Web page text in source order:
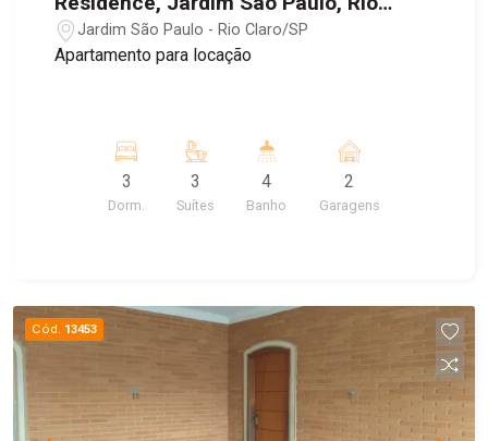
Claro/SP
Jardim São Paulo - Rio Claro/SP
Apartamento para locação
3
Dorm.
3
Suítes
4
Banho
2
Garagens
Cód. 13453